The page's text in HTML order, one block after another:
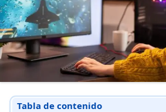
Tabla de contenido